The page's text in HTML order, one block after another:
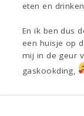
eten en
En ik ben dus
een huisje op
mij in de geur
gaskookding,